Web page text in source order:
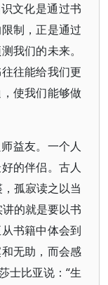
文化是通过书
制，正是通过
我们的未来。
往能给我们更
使我们能够做
益友。一个人
的伴侣。古人
孤寂读之以当
的就是要以书
书籍中体会到
无助，而会感
士比亚说：“生